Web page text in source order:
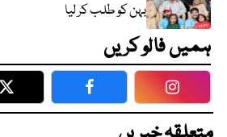
بہن کو طلب کر لیا
ہمیں فالو کریں
Twitter Facebook